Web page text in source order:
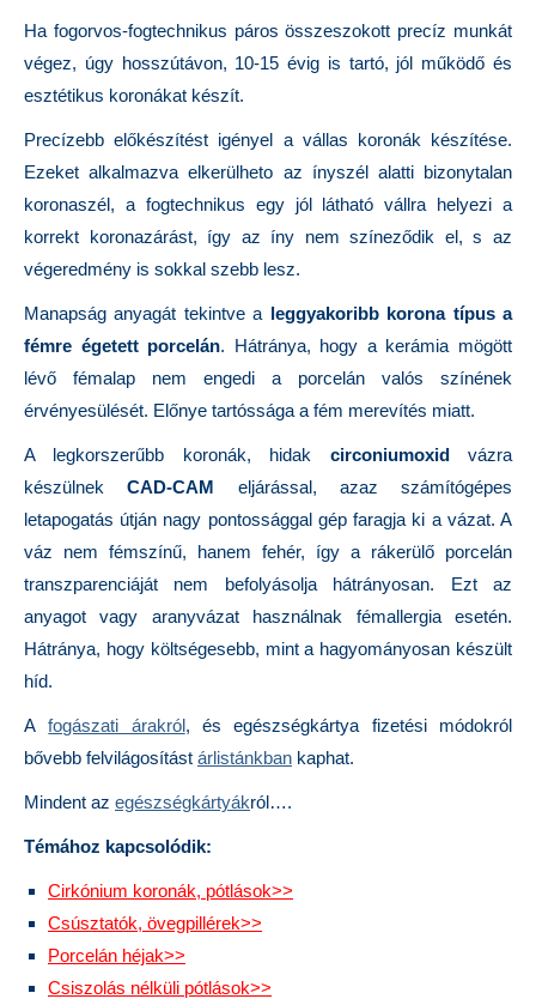
Ha fogorvos-fogtechnikus páros összeszokott precíz munkát
végez, úgy hosszútávon, 10-15 évig is tartó, jól működő és
esztétikus koronákat készít.
Precízebb előkészítést igényel a vállas koronák készítése.
Ezeket alkalmazva elkerülheto az ínyszél alatti bizonytalan
koronaszél, a fogtechnikus egy jól látható vállra helyezi a
korrekt koronazárást, így az íny nem színeződik el, s az
végeredmény is sokkal szebb lesz.
Manapság anyagát tekintve a leggyakoribb korona típus a
fémre égetett porcelán. Hátránya, hogy a kerámia mögött
lévő fémalap nem engedi a porcelán valós színének
érvényesülését. Előnye tartóssága a fém merevítés miatt.
A legkorszerűbb koronák, hidak circoniumoxidvázra
készülnekCAD-CAM eljárással, azaz számítógépes
letapogatás útján nagy pontossággal gép faragja ki a vázat. A
váz nem fémszínű, hanem fehér, így a rákerülő porcelán
transzparenciáját nem befolyásolja hátrányosan. Ezt az
anyagot vagy aranyvázat használnak fémallergia esetén.
Hátránya, hogy költségesebb, mint a hagyományosan készült
híd.
Afogászati árakról, és egészségkártya fizetési módokról
bővebb felvilágosítást árlistánkban kaphat.
Mindent az egészségkártyákról….
Témához kapcsolódik:
Cirkónium koronák, pótlások>>
Csúsztatók, övegpillérek>>
Porcelán héjak>>
Csiszolás nélküli pótlások>>